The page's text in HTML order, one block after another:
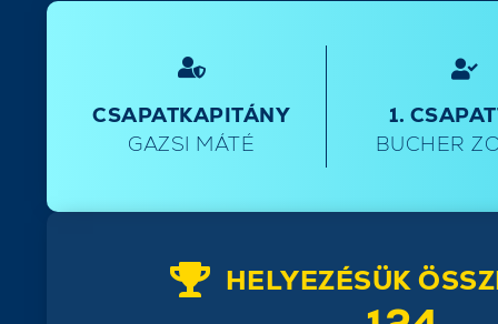
CSAPATKAPITÁNY
GAZSI MÁTÉ
1.
BUCHER
HELYEZÉSÜK